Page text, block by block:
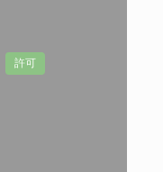
許可